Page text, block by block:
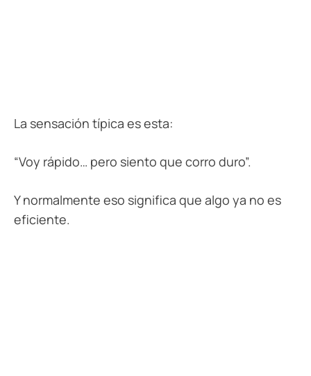
La sensación típica es esta:
“Voy rápido… pero siento que corro duro”.
Y normalmente eso significa que algo ya no es
eficiente.